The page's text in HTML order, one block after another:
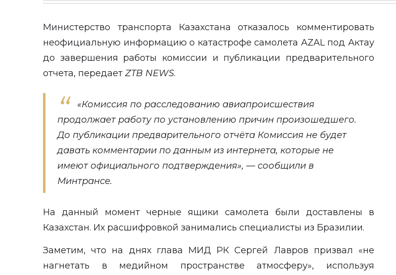
Министерство транспорта Казахстана отказалось комментировать
неофициальную информацию о катастрофе самолета AZAL под Актау
до завершения работы комиссии и публикации предварительного
отчета, передает ZTB NEWS.
«Комиссия по расследованию авиапроисшествия
продолжает работу по установлению причин произошедшего.
До публикации предварительного отчёта Комиссия не будет
давать комментарии по данным из интернета, которые не
имеют официального подтверждения», — сообщили в
Минтрансе.
На данный момент черные ящики самолета были доставлены в
Казахстан. Их расшифровкой занимались специалисты из Бразилии.
Заметим, что на днях глава МИД РК Сергей Лавров призвал «не
нагнетать в медийном пространстве атмосферу», используя